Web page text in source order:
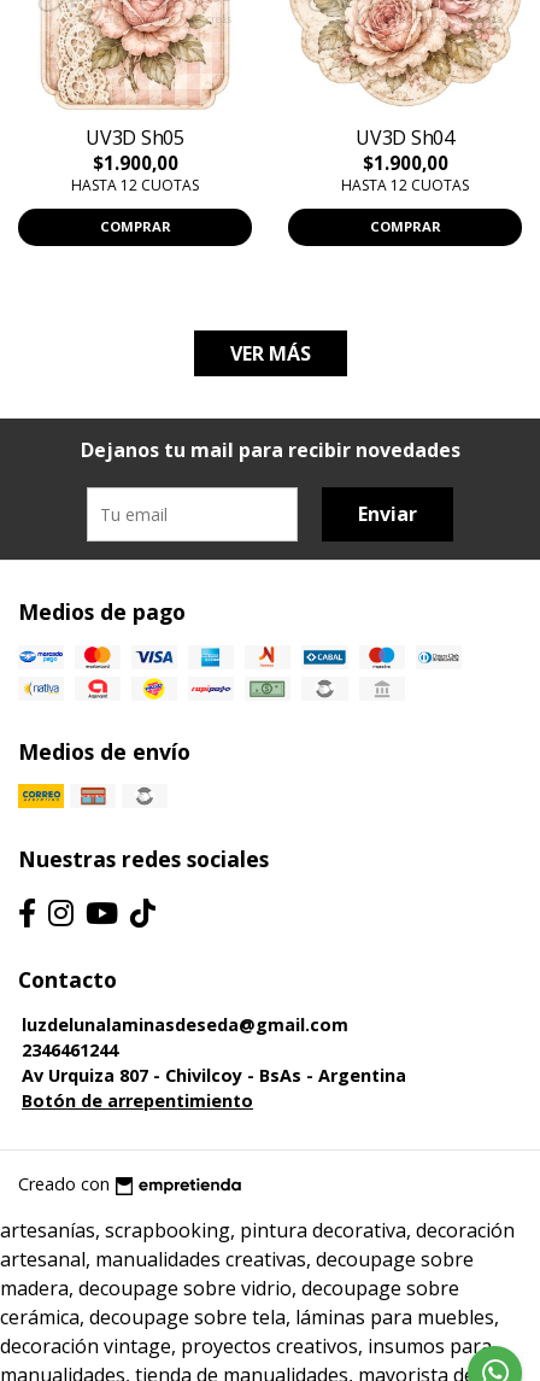
UV3D Sh05
$1.900,00
HASTA 12 CUOTAS
COMPRAR
UV3D Sh04
$1.900,00
HASTA 12 CUOTAS
COMPRAR
VER MÁS
Dejanos tu mail para recibir novedades
Enviar
Medios de pago
Medios de envío
Nuestras redes sociales
Contacto
luzdelunalaminasdeseda@gmail.com
2346461244
Av Urquiza 807 - Chivilcoy - BsAs - Argentina
Botón de arrepentimiento
Creado con
artesanías, scrapbooking, pintura decorativa, decoración
artesanal, manualidades creativas, decoupage sobre
madera, decoupage sobre vidrio, decoupage sobre
cerámica, decoupage sobre tela, láminas para muebles,
decoración vintage, proyectos creativos, insumos para
manualidades, tienda de manualidades, mayorista de